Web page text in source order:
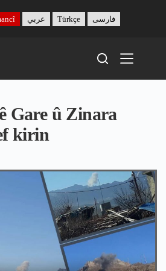
عربي Türkçe فارسی
Gare û Zinara
kirin